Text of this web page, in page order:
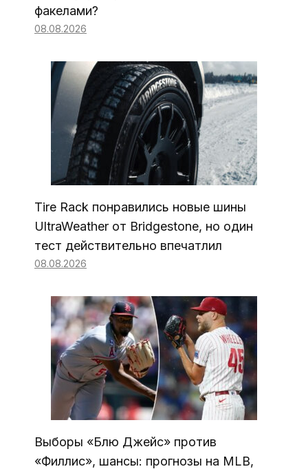
факелами?
08.08.2026
Tire Rack понравились новые шины
UltraWeather от Bridgestone, но один
тест действительно впечатлил
08.08.2026
Выборы «Блю Джейс» против
«Филлис», шансы: прогнозы на MLB,